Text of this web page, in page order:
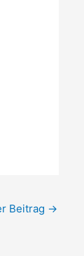
Beitrag →